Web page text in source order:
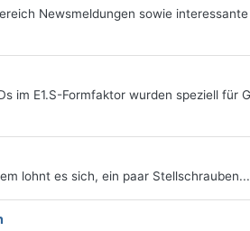
Newsmeldungen sowie
im E1.S-Formfaktor wurden speziell für
lohnt es sich, ein paar Stellschrauben...